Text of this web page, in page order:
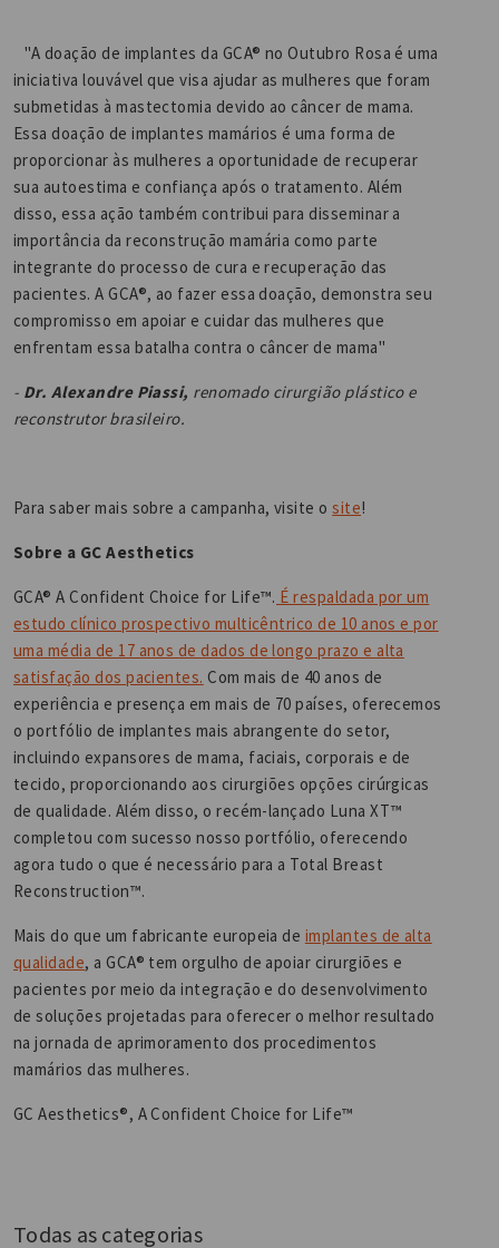
"A doação de implantes da GCA® no Outubro Rosa é uma
iniciativa louvável que visa ajudar as mulheres que foram
submetidas à mastectomia devido ao câncer de mama.
Essa doação de implantes mamários é uma forma de
proporcionar às mulheres a oportunidade de recuperar
sua autoestima e confiança após o tratamento. Além
disso, essa ação também contribui para disseminar a
importância da reconstrução mamária como parte
integrante do processo de cura e recuperação das
pacientes. A GCA®, ao fazer essa doação, demonstra seu
compromisso em apoiar e cuidar das mulheres que
enfrentam essa batalha contra o câncer de mama"
- Dr. Alexandre Piassi, renomado cirurgião plástico e
reconstrutor brasileiro.
Para saber mais sobre a campanha, visite osite!
Sobre a GC Aesthetics
GCA® A Confident Choice for Life™. É respaldada por um
estudo clínico prospectivo multicêntrico de 10 anos e por
uma média de 17 anos de dados de longo prazo e alta
satisfação dos pacientes. Com mais de 40 anos de
experiência e presença em mais de 70 países, oferecemos
o portfólio de implantes mais abrangente do setor,
incluindo expansores de mama, faciais, corporais e de
tecido, proporcionando aos cirurgiões opções cirúrgicas
de qualidade. Além disso, o recém-lançado Luna XT™
completou com sucesso nosso portfólio, oferecendo
agora tudo o que é necessário para a Total Breast
Reconstruction™.
Mais do que um fabricante europeia de implantes de alta
qualidade, a GCA® tem orgulho de apoiar cirurgiões e
pacientes por meio da integração e do desenvolvimento
de soluções projetadas para oferecer o melhor resultado
na jornada de aprimoramento dos procedimentos
mamários das mulheres.
GC Aesthetics®, A Confident Choice for Life™
Todas as categorias